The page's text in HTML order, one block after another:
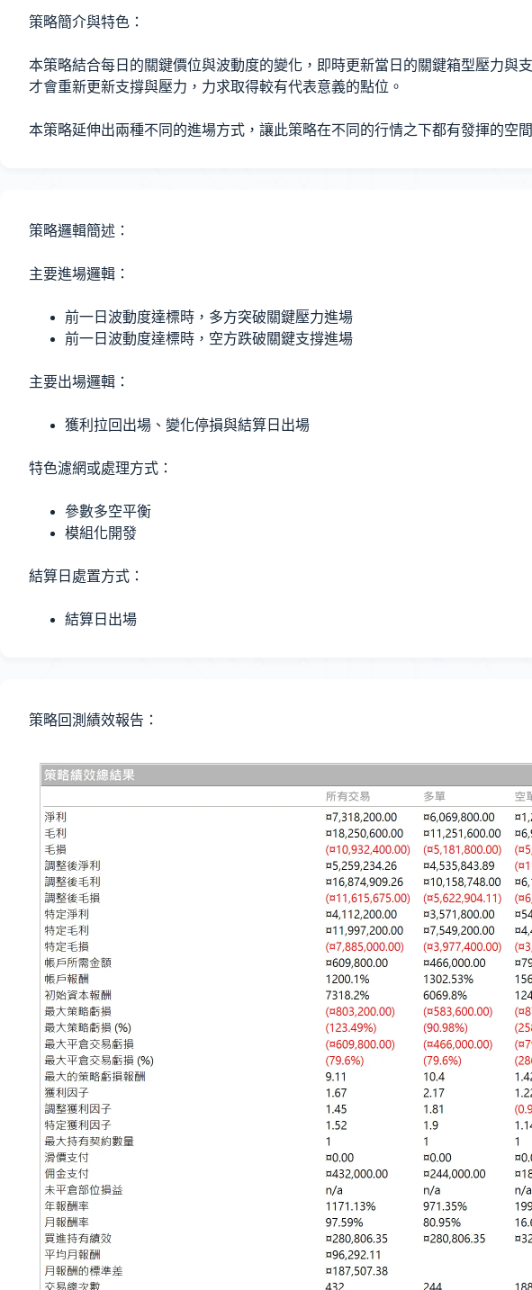
策略簡介與特色：
本策略結合每日的關鍵價位與波動度的變化，即時更新當日的關鍵箱型壓力
才會重新更新支撐與壓力，力求取得較有代表意義的點位。
本策略延伸出兩種不同的進場方式，讓此策略在不同的行情之下都有發揮的空間
策略邏輯簡述：
主要進場邏輯：
前一日波動度達標時，多方突破關鍵壓力進場
前一日波動度達標時，空方跌破關鍵支撐進場
主要出場邏輯：
獲利拉回出場、變化停損與結算日出場
特色濾網或處理方式：
參數多空平衡
模組化開發
結算日處置方式：
結算日出場
策略回測績效報告：